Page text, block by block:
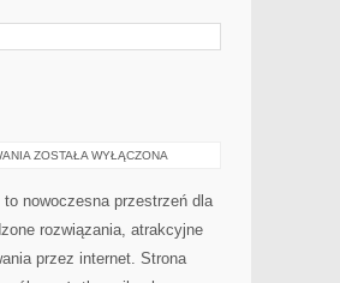
NOWE
ZOSTAŁA WYŁĄCZONA
nowoczesna przestrzeń dla
rozwiązania, atrakcyjne
przez internet. Strona